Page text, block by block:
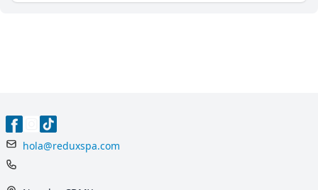
hola@reduxspa.com